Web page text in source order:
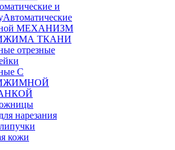
и
МЕХАНИЗМ
ТКАНИ
отрезные
С
нарезания
кожи